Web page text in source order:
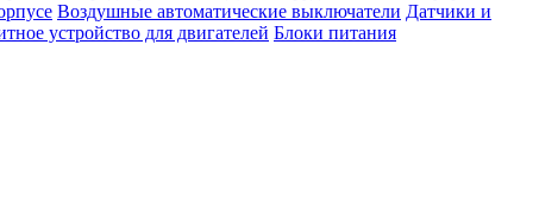
Воздушные автоматические выключатели Датчики и
устройство для двигателей Блоки питания